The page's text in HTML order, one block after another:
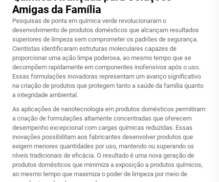
Amigas da Família
Pesquisas de ponta em química verde revolucionaram o
desenvolvimento de produtos domésticos que alcançam resultados
superiores de limpeza sem comprometer os padrões de segurança.
Cientistas identificaram estruturas moleculares capazes de
proporcionar uma ação limpa poderosa, ao mesmo tempo que se
decompõem rapidamente em componentes inofensivos após o uso.
Essas formulações inovadoras representam um avanço significativo
na criação de produtos que protegem tanto a saúde da família quanto
a integridade ambiental.
As aplicações de nanotecnologia em produtos domésticos permitiram
a criação de formulações altamente concentradas que oferecem
desempenho excepcional com cargas químicas reduzidas. Essas
inovações possibilitam aos fabricantes desenvolver produtos que
exigem menores quantidades por uso, mantendo ou superando os
níveis tradicionais de eficácia. O resultado é uma nova geração de
produtos domésticos que minimiza a exposição a produtos químicos,
ao mesmo tempo que maximiza o poder de limpeza por meio de